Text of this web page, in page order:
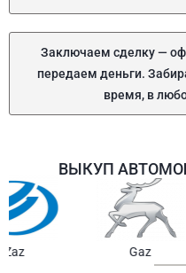
Заключаем сделку —
передаем деньги.
время, в
ВЫКУП